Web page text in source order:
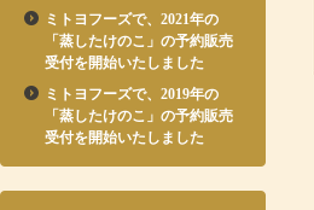
ミトヨフーズで、2021年の
「蒸したけのこ」の予約販売
受付を開始いたしました
ミトヨフーズで、2019年の
「蒸したけのこ」の予約販売
受付を開始いたしました